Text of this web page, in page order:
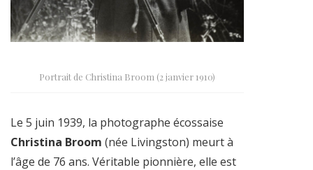
Portrait de Christina Broom (2 janvier 1910)
Le 5 juin 1939, la photographe écossaise
Christina Broom (née Livingston) meurt à
l’âge de 76 ans. Véritable pionnière, elle est